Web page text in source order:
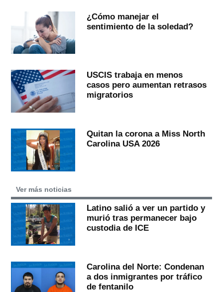
¿Cómo manejar el
sentimiento de la soledad?
USCIS trabaja en menos
casos pero aumentan retrasos
migratorios
Quitan la corona a Miss North
Carolina USA 2026
Ver más noticias
Latino salió a ver un partido y
murió tras permanecer bajo
custodia de ICE
Carolina del Norte: Condenan
a dos inmigrantes por tráfico
de fentanilo